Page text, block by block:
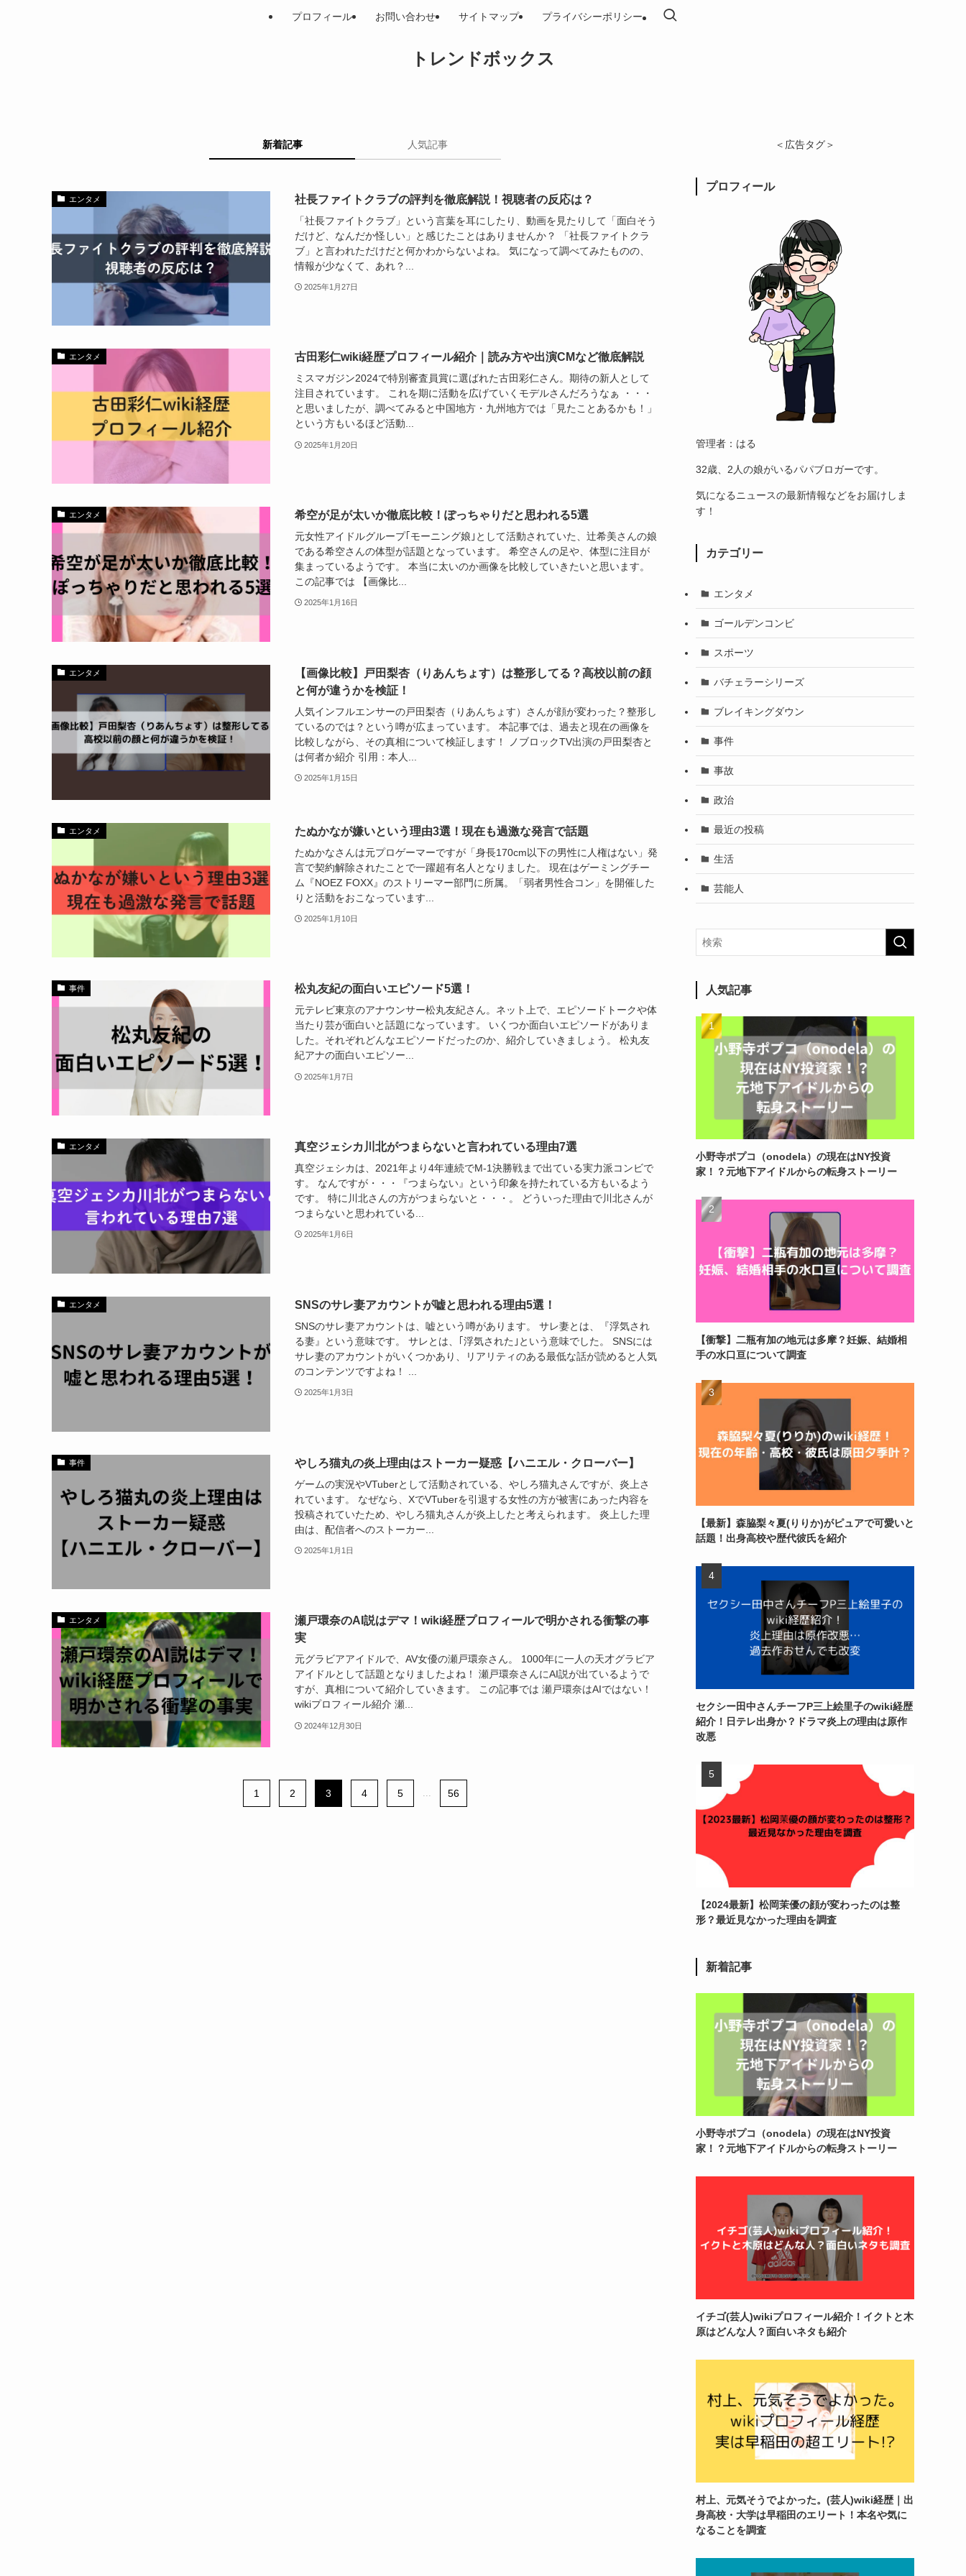
トレンドボックス
プロフィール お問い合わせ サイトマップ プライバシーポリシー
新着記事 人気記事
エンタメ 社長ファイトクラブの評判を徹底解説！視聴者の反応は？
「社長ファイトクラブ」という言葉を耳にしたり、動画を見たりして「面白そう
だけど、なんだか怪しい」と感じたことはありませんか？ 「社長ファイトクラ
ブ」と言われただけだと何かわからないよね。 気になって調べてみたものの、
情報が少なくて、あれ？...
2025年1月27日
エンタメ 古田彩仁wiki経歴プロフィール紹介｜読み方や出演CMなど徹底解説
ミスマガジン2024で特別審査員賞に選ばれた古田彩仁さん。期待の新人として
注目されています。 これを期に活動を広げていくモデルさんだろうなぁ ・・・
と思いましたが、調べてみると中国地方・九州地方では「見たことあるかも！」
という方もいるほど活動...
2025年1月20日
エンタメ 希空が足が太いか徹底比較！ぽっちゃりだと思われる5選
元女性アイドルグループ｢モーニング娘｣として活動されていた、辻希美さんの娘
である希空さんの体型が話題となっています。 希空さんの足や、体型に注目が
集まっているようです。 本当に太いのか画像を比較していきたいと思います。
この記事では 【画像比...
2025年1月16日
エンタメ
【画像比較】戸田梨杏（りあんちょす）は整形してる？高校以前の顔
と何が違うかを検証！
人気インフルエンサーの戸田梨杏（りあんちょす）さんが顔が変わった？整形し
ているのでは？という噂が広まっています。 本記事では、過去と現在の画像を
比較しながら、その真相について検証します！ ノブロックTV出演の戸田梨杏と
は何者か紹介 引用：本人...
2025年1月15日
エンタメ たぬかなが嫌いという理由3選！現在も過激な発言で話題
たぬかなさんは元プロゲーマーですが「身長170cm以下の男性に人権はない」発
言で契約解除されたことで一躍超有名人となりました。 現在はゲーミングチー
ム『NOEZ FOXX』のストリーマー部門に所属。「弱者男性合コン」を開催した
りと活動をおこなっています...
2025年1月10日
事件 松丸友紀の面白いエピソード5選！
元テレビ東京のアナウンサー松丸友紀さん。ネット上で、エピソードトークや体
当たり芸が面白いと話題になっています。 いくつか面白いエピソードがありま
した。それぞれどんなエピソードだったのか、紹介していきましょう。 松丸友
紀アナの面白いエピソー...
2025年1月7日
エンタメ 真空ジェシカ川北がつまらないと言われている理由7選
真空ジェシカは、2021年より4年連続でM-1決勝戦まで出ている実力派コンビで
す。 なんですが・・・『つまらない』という印象を持たれている方もいるよう
です。 特に川北さんの方がつまらないと・・・。 どういった理由で川北さんが
つまらないと思われている...
2025年1月6日
エンタメ SNSのサレ妻アカウントが嘘と思われる理由5選！
SNSのサレ妻アカウントは、嘘という噂があります。 サレ妻とは、『浮気され
る妻』という意味です。 サレとは、｢浮気された｣という意味でした。 SNSには
サレ妻のアカウントがいくつかあり、リアリティのある最低な話が読めると人気
のコンテンツですよね！ ...
2025年1月3日
事件 やしろ猫丸の炎上理由はストーカー疑惑【ハニエル・クローバー】
ゲームの実況やVTuberとして活動されている、やしろ猫丸さんですが、炎上さ
れています。 なぜなら、XでVTuberを引退する女性の方が被害にあった内容を
投稿されていたため、やしろ猫丸さんが炎上したと考えられます。 炎上した理
由は、配信者へのストーカー...
2025年1月1日
エンタメ
瀬戸環奈のAI説はデマ！wiki経歴プロフィールで明かされる衝撃の事
実
元グラビアアイドルで、AV女優の瀬戸環奈さん。 1000年に一人の天才グラビア
アイドルとして話題となりましたよね！ 瀬戸環奈さんにAI説が出ているようで
すが、真相について紹介していきます。 この記事では 瀬戸環奈はAIではない！
wikiプロフィール紹介 瀬...
2024年12月30日
1 2 3 4 5 ... 56
＜広告タグ＞
プロフィール
管理者：はる
32歳、2人の娘がいるパパブロガーです。
気になるニュースの最新情報などをお届けしま
す！
カテゴリー
エンタメ
ゴールデンコンビ
スポーツ
バチェラーシリーズ
ブレイキングダウン
事件
事故
政治
最近の投稿
生活
芸能人
人気記事
小野寺ポプコ（onodela）の現在はNY投資
家！？元地下アイドルからの転身ストーリー
【衝撃】二瓶有加の地元は多摩？妊娠、結婚相
手の水口亘について調査
【最新】森脇梨々夏(りりか)がピュアで可愛いと
話題！出身高校や歴代彼氏を紹介
セクシー田中さんチーフP三上絵里子のwiki経歴
紹介！日テレ出身か？ドラマ炎上の理由は原作
改悪
【2024最新】松岡茉優の顔が変わったのは整
形？最近見なかった理由を調査
新着記事
小野寺ポプコ（onodela）の現在はNY投資
家！？元地下アイドルからの転身ストーリー
イチゴ(芸人)wikiプロフィール紹介！イクトと木
原はどんな人？面白いネタも紹介
村上、元気そうでよかった。(芸人)wiki経歴｜出
身高校・大学は早稲田のエリート！本名や気に
なることを調査